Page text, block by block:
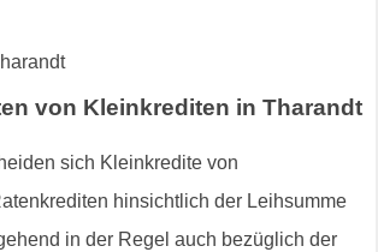
von Kleinkrediten in Tharandt
sich Kleinkredite von
hinsichtlich der Leihsumme
in der Regel auch bezüglich der